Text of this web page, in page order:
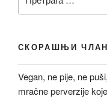
за:
СКОРАШЊИ
Vegan, ne pije, ne
mračne perverzije